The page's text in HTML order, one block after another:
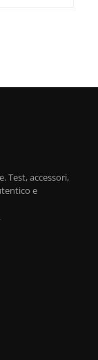
Test, accessori,
e